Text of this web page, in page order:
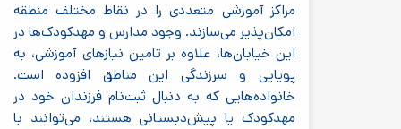
مراکز آموزشی متعددی را در نقاط مختلف منطقه
امکان‌پذیر می‌سازند. وجود مدارس و مهدکودک‌ها در
این خیابان‌ها، علاوه بر تامین نیازهای آموزشی، به
پویایی و سرزندگی این مناطق افزوده است.
خانواده‌هایی که به دنبال ثبت‌نام فرزندان خود در
مهدکودک یا پیش‌دبستانی هستند، می‌توانند با